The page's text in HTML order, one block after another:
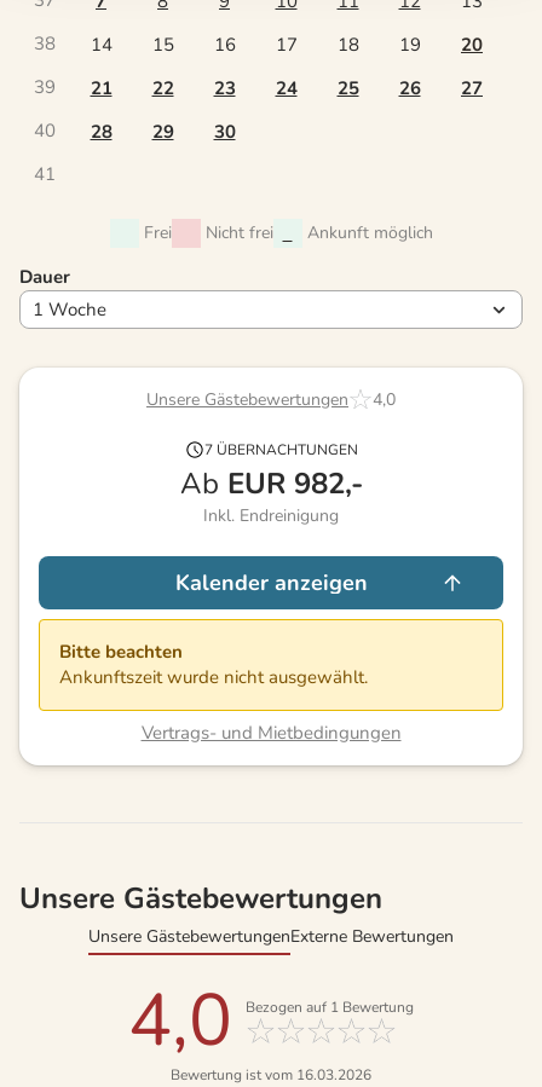
38
14 15 16 17 18 19
20
39
21 22 23 24 25 26
27
40
28 29
30
41
Frei Nicht frei Ankunft möglich
Dauer
Unsere Gästebewertungen 4,0
7 ÜBERNACHTUNGEN
Ab EUR 982,-
Inkl. Endreinigung
Kalender anzeigen
Bitte beachten
Ankunftszeit wurde nicht ausgewählt.
Vertrags- und Mietbedingungen
Unsere Gästebewertungen
Unsere GästebewertungenExterne Bewertungen
4,0 Bezogen auf 1 Bewertung
Bewertung ist vom 16.03.2026